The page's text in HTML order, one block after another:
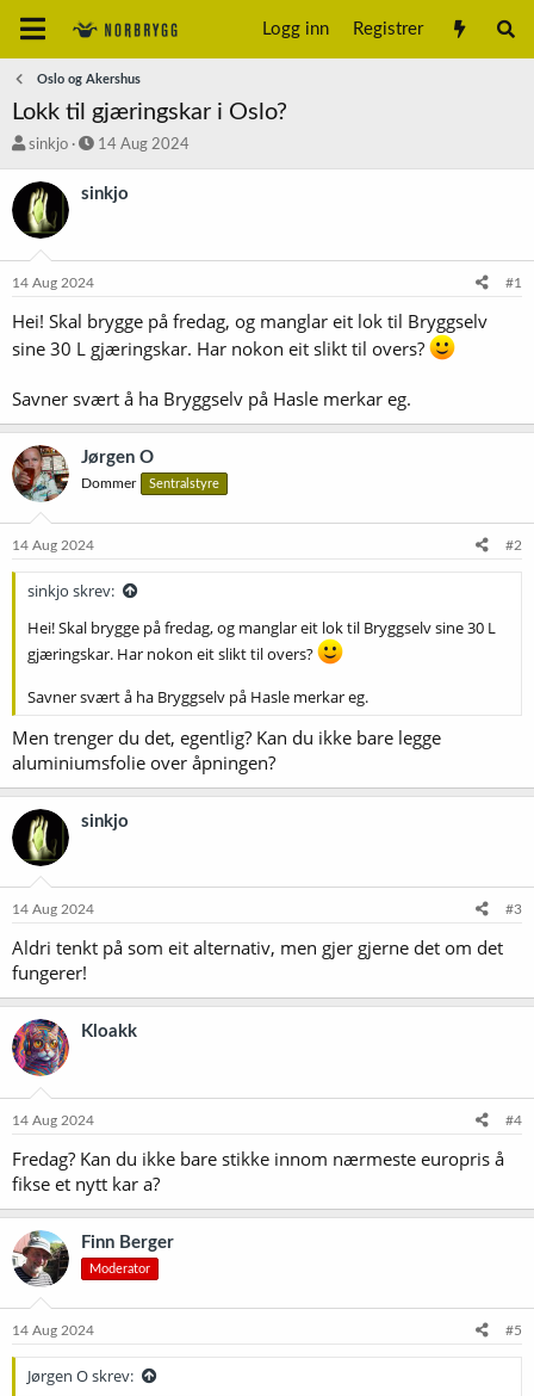
Logg inn Registrer
Oslo og Akershus
Lokk til gjæringskar i Oslo?
T
å
d
s
t
r
sinkjo
S
a
o
14 Aug 2024
sinkjo
14 Aug 2024 #1
Hei! Skal brygge på fredag, og manglar eit lok til Bryggselv
sine 30 L gjæringskar. Har nokon eit slikt til overs?
Savner svært å ha Bryggselv på Hasle merkar eg.
Jørgen O
Dommer Sentralstyre
14 Aug 2024 #2
sinkjo skrev:
Hei! Skal brygge på fredag, og manglar eit lok til Bryggselv sine 30 L
gjæringskar. Har nokon eit slikt til overs?
Savner svært å ha Bryggselv på Hasle merkar eg.
Men trenger du det, egentlig? Kan du ikke bare legge
aluminiumsfolie over åpningen?
sinkjo
14 Aug 2024 #3
Aldri tenkt på som eit alternativ, men gjer gjerne det om det
fungerer!
Kloakk
14 Aug 2024 #4
Fredag? Kan du ikke bare stikke innom nærmeste europris å
fikse et nytt kar a?
Finn Berger
Moderator
14 Aug 2024 #5
Jørgen O skrev: